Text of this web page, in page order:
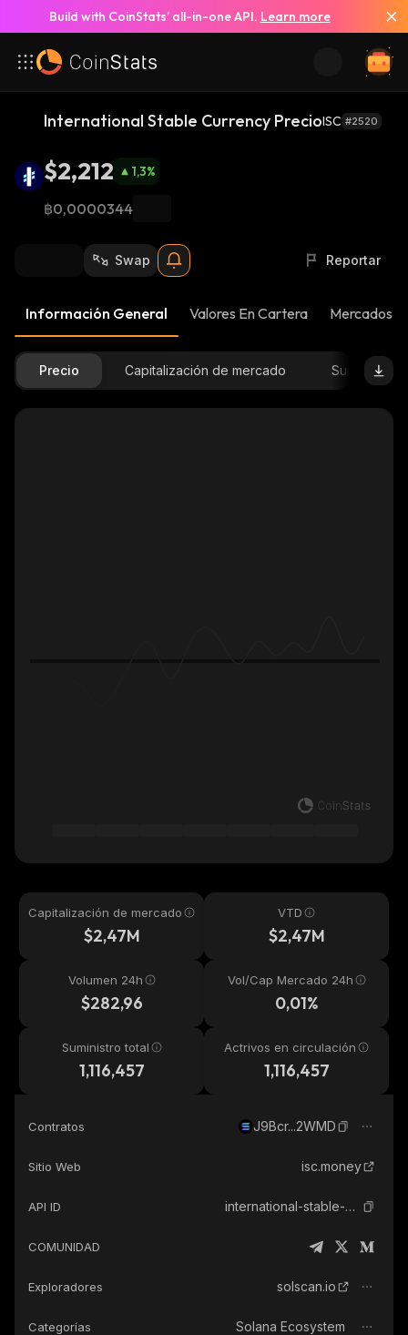
Build with CoinStats’ all-in-one API. Learn more
International Stable Currency PrecioISC #2520
$2,212 1,3%
฿0,0000344
Swap Reportar
Información General Valores En Cartera Mercados
Precio Capitalización de mercado Suministro
Capitalización de mercado
$2,47M
VTD
$2,47M
Volumen 24h
$282,96
Vol/Cap Mercado 24h
0,01%
Suministro total
1,116,457
Actrivos en circulación
1,116,457
Contratos J9Bcr...2WMD
Sitio Web isc.money
API ID international-stable-currency
COMUNIDAD
Exploradores solscan.io
Categorías Solana Ecosystem